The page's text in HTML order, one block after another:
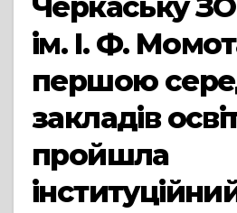
Черкаську
ім. І. Ф.
першою
закладів
пройшла